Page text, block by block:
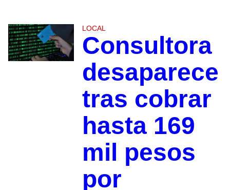
LOCAL
Consultora
desaparece
tras cobrar
hasta 169
mil pesos
por